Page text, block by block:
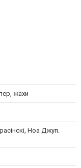
жахи
Ноа Джуп.